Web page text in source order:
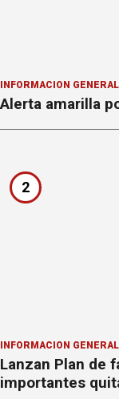
INFORMACION GENERAL
Alerta amarilla
2
INFORMACION GENERAL
Lanzan Plan de
importantes